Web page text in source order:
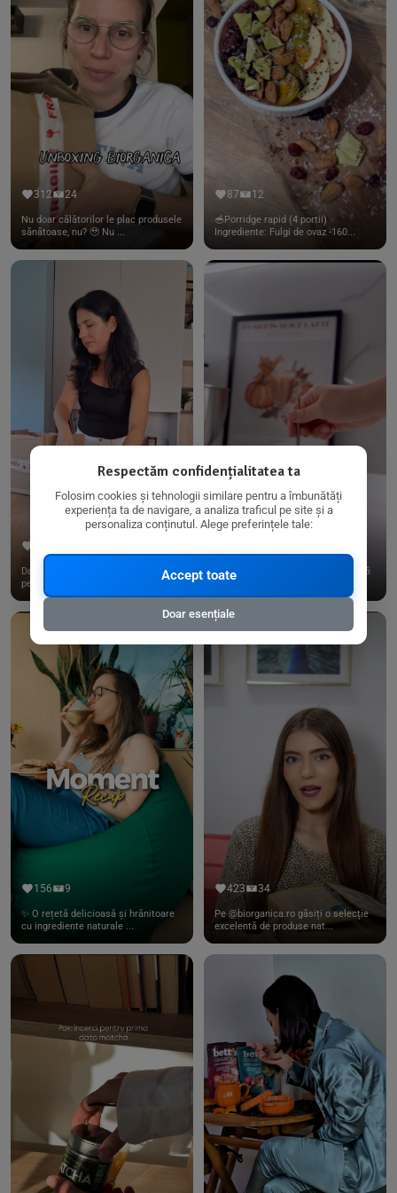
312 24
Nu doar călătorilor le plac produsele
sănătoase, nu? 🥹 Nu ...
87 12
🥣Porridge rapid (4 portii)
Ingrediente: Fulgi de ovaz -160...
Dacă consumi produse fără gluten,
pe @biorganica.ro găsești ...
✨ Am pregătit o budincă delicioasă
de ovăz și chia cu banane...
156 9
✨ O rețetă delicioasă și hrănitoare
cu ingrediente naturale ...
423 34
Pe @biorganica.ro găsiți o selecție
excelentă de produse nat...
Respectăm confidențialitatea ta
Folosim cookies și tehnologii similare pentru a îmbunătăți
experiența ta de navigare, a analiza traficul pe site și a
personaliza conținutul. Alege preferințele tale:
Accept toate
Doar esențiale